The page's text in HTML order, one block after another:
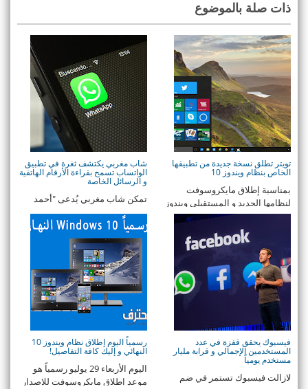
ذات صلة بالموضوع
تويتر تطلق نسخة جديدة من تطبيقها
الخاص بنظام ويندوز 10
بمناسبة إطلاق مايكروسوفت
لنظامها الجديد و المستقبلي ويندوز
10، أطلقت تويتر ...
شاب مغربي يكتشف ثغرة في تطبيق
الواتساب تسمح بقراءة الأرقام الهاتفية
و الرسائل الخاصة
تمكن شاب مغربي يُدعى "أحمد
لكسايس" (19 عاما) من إكتشاف
ثغرة في تطبيق الدرد ...
فيسبوك يحقق قفزة في عدد
المستخدمين الإجمالي و قرابة مليار
مستخدم يومياً
لازالت فيسبوك تستمر في ضم
رسمياً اليوم إطلاق نظام ويندوز 10
النهائي و إليك كافة التفاصيل!
اليوم الأربعاء 29 يوليو رسمياً هو
موعد إطلاق مايكروسوفت للإصدار